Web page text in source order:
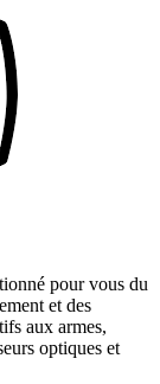
pour vous du
et des
aux armes,
optiques et